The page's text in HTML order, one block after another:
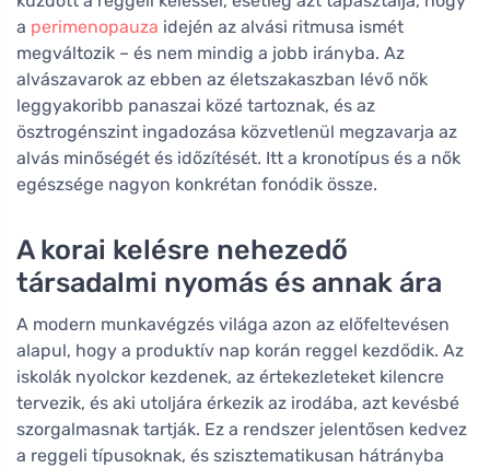
a perimenopauza idején az alvási ritmusa ismét
megváltozik – és nem mindig a jobb irányba. Az
alvászavarok az ebben az életszakaszban lévő nők
leggyakoribb panaszai közé tartoznak, és az
ösztrogénszint ingadozása közvetlenül megzavarja az
alvás minőségét és időzítését. Itt a kronotípus és a nők
egészsége nagyon konkrétan fonódik össze.
A korai kelésre nehezedő
társadalmi nyomás és annak ára
A modern munkavégzés világa azon az előfeltevésen
alapul, hogy a produktív nap korán reggel kezdődik. Az
iskolák nyolckor kezdenek, az értekezleteket kilencre
tervezik, és aki utoljára érkezik az irodába, azt kevésbé
szorgalmasnak tartják. Ez a rendszer jelentősen kedvez
a reggeli típusoknak, és szisztematikusan hátrányba